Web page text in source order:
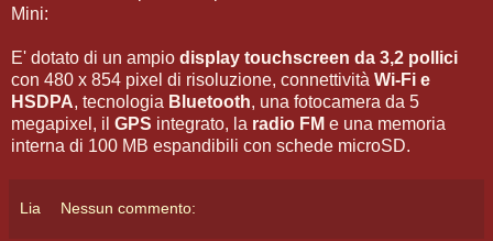
Mini:
E' dotato di un ampio display touchscreen da 3,2 pollici
con 480 x 854 pixel di risoluzione, connettività Wi-Fi e
HSDPA, tecnologia Bluetooth, una fotocamera da 5
megapixel, il GPS integrato, la radio FM e una memoria
interna di 100 MB espandibili con schede microSD.
Lia Nessun commento: